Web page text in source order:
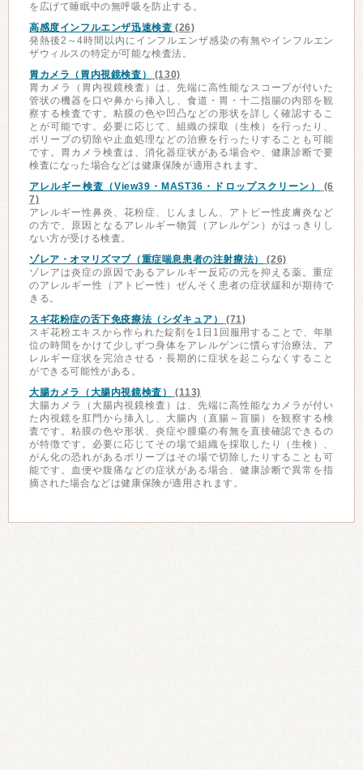
を広げて睡眠中の無呼吸を防止する。
高感度インフルエンザ迅速検査 (26)
発熱後2～4時間以内にインフルエンザ感染の有無やインフルエン
ザウィルスの特定が可能な検査法。
胃カメラ（胃内視鏡検査）
(130)
胃カメラ（胃内視鏡検査）は、先端に高性能なスコープが付いた
管状の機器を口や鼻から挿入し、食道・胃・十二指腸の内部を観
察する検査です。粘膜の色や凹凸などの形状を詳しく確認するこ
とが可能です。必要に応じて、組織の採取（生検）を行ったり、
ポリープの切除や止血処理などの治療を行ったりすることも可能
です。胃カメラ検査は、消化器症状がある場合や、健康診断で要
検査になった場合などは健康保険が適用されます。
アレルギー検査（View39・MAST36・ドロップスクリーン）
(6
7)
アレルギー性鼻炎、花粉症、じんましん、アトピー性皮膚炎など
の方で、原因となるアレルギー物質（アレルゲン）がはっきりし
ない方が受ける検査。
ゾレア・オマリズマブ（重症喘息患者の注射療法）
(26)
ゾレアは炎症の原因であるアレルギー反応の元を抑える薬。重症
のアレルギー性（アトピー性）ぜんそく患者の症状緩和が期待で
きる。
スギ花粉症の舌下免疫療法（シダキュア）
(71)
スギ花粉エキスから作られた錠剤を1日1回服用することで、年単
位の時間をかけて少しずつ身体をアレルゲンに慣らす治療法。ア
レルギー症状を完治させる・長期的に症状を起こらなくすること
ができる可能性がある。
大腸カメラ（大腸内視鏡検査）
(113)
大腸カメラ（大腸内視鏡検査）は、先端に高性能なカメラが付い
た内視鏡を肛門から挿入し、大腸内（直腸～盲腸）を観察する検
査です。粘膜の色や形状、炎症や腫瘍の有無を直接確認できるの
が特徴です。必要に応じてその場で組織を採取したり（生検）、
がん化の恐れがあるポリープはその場で切除したりすることも可
能です。血便や腹痛などの症状がある場合、健康診断で異常を指
摘された場合などは健康保険が適用されます。